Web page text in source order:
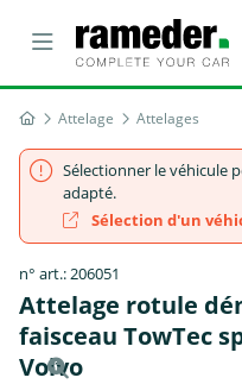
Attelage Attelages
Sélectionner le véhicule
adapté.
Sélection d'un
n° art.: 206051
Attelage rotule
faisceau TowTec
Volvo